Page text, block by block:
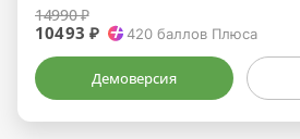
14990 ₽
10493 ₽ 420 баллов Плюса
Демоверсия